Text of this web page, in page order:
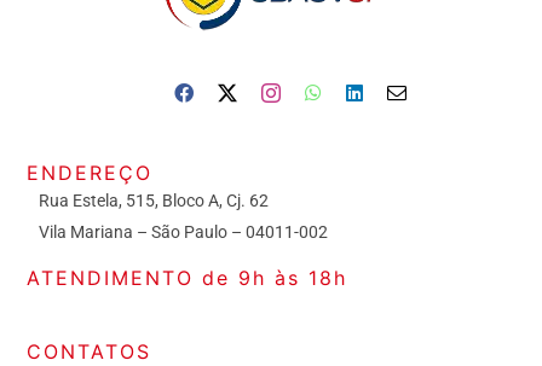
ENDEREÇO
Rua Estela, 515, Bloco A, Cj. 62
Vila Mariana – São Paulo – 04011-002
ATENDIMENTO de 9h às 18h
CONTATOS